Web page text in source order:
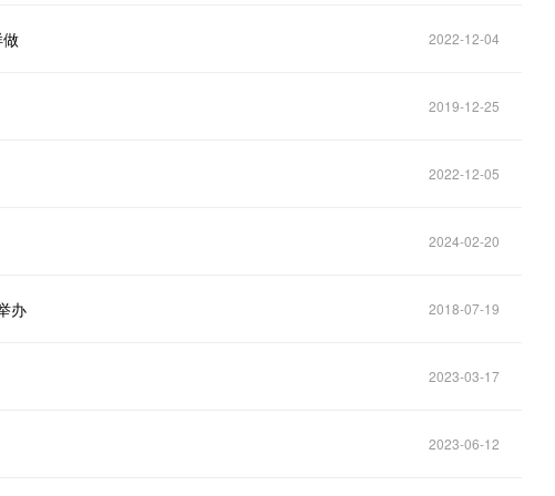
2022-12-04
2019-12-25
2022-12-05
2024-02-20
办 2018-07-19
2023-03-17
2023-06-12